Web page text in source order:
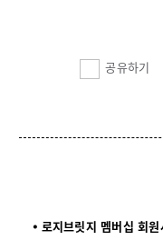
공유하기
⦁ 로지브릿지 멤버십 회